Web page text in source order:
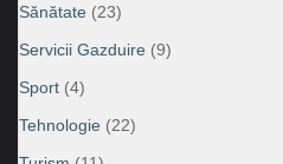
Sănătate (23)
Servicii Gazduire (9)
Sport (4)
Tehnologie (22)